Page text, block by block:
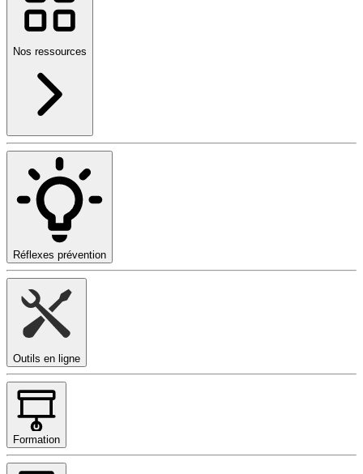
Nos ressources
Réflexes prévention
Outils en ligne
Formation